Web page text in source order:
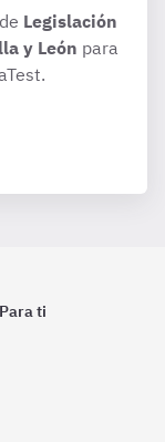
Legislación
y León para
Para ti